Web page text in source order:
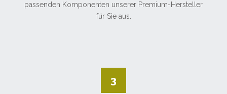
passenden Komponenten unserer Premium-Hersteller
für Sie aus.
3